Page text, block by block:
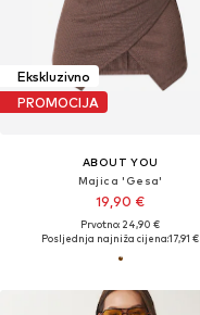
Ekskluzivno
PROMOCIJA
ABOUT YOU
Majica 'Gesa'
19,90 €
Prvotno: 24,90 €
Posljednja najniža cijena:17,91 €